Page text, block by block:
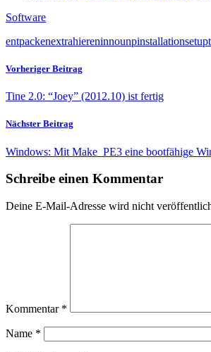
Software
entpackenextrahiereninnounpinstallationsetup
Vorheriger Beitrag
Tine 2.0: “Joey” (2012.10) ist fertig
Nächster Beitrag
Windows: Mit Make_PE3 eine bootfähige
Schreibe einen Kommentar
Deine E-Mail-Adresse wird nicht
Kommentar *
Name *